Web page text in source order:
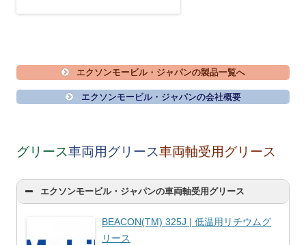
エクソンモービル・ジャパンの製品一覧へ
エクソンモービル・ジャパンの会社概要
グリース車両用グリース車両軸受用グリース
エクソンモービル・ジャパンの車両軸受用グリース
BEACON(TM) 325J | 低温用リチウムグ
リース